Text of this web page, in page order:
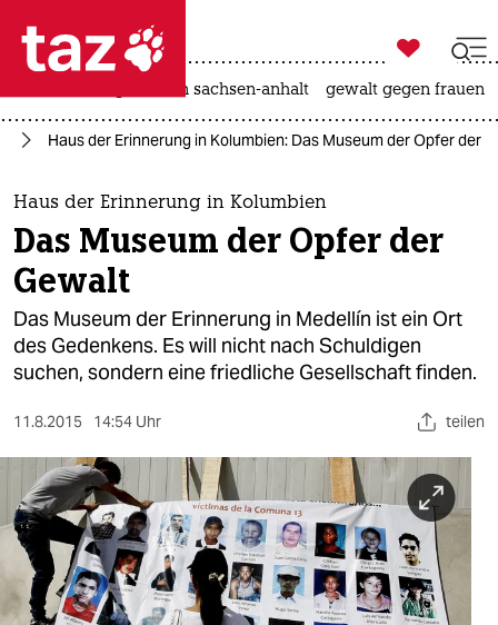
 taz zahl ich
taz zahl ich
themen
politik
öko
gesellschaft
sport
berlin
nord
wahrheit

taz zahl ich
landtagswahl in sachsen-anhalt gewalt gegen frauen
Haus der Erinnerung in Kolumbien: Das Museum der Opfer der
Haus der Erinnerung in Kolumbien
Das Museum der Opfer der
Gewalt
Das Museum der Erinnerung in Medellín ist ein Ort
des Gedenkens. Es will nicht nach Schuldigen
suchen, sondern eine friedliche Gesellschaft finden.
11.8.2015 14:54 Uhr teilen